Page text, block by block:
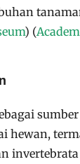
) (
hewan,